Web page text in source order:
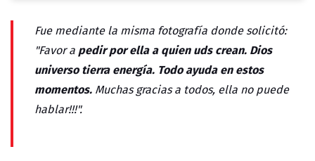
Fue mediante la misma fotografía donde solicitó:
"Favor a pedir por ella a quien uds crean. Dios
universo tierra energía. Todo ayuda en estos
momentos. Muchas gracias a todos, ella no puede
hablar!!!".